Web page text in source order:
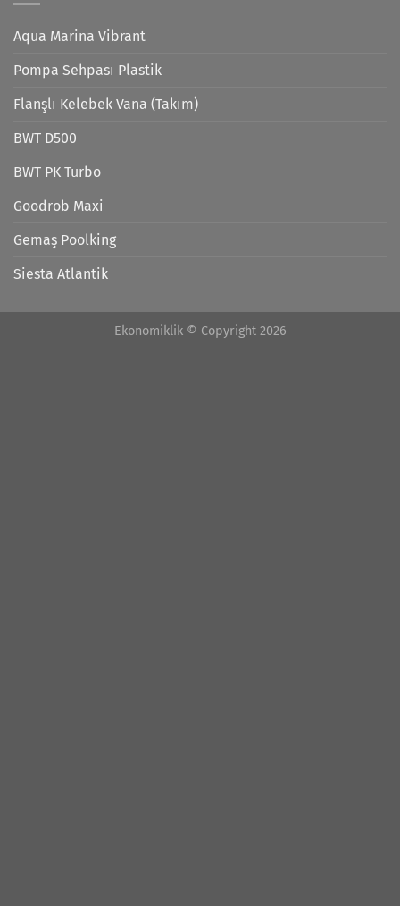
Aqua Marina Vibrant
Pompa Sehpası Plastik
Flanşlı Kelebek Vana (Takım)
BWT D500
BWT PK Turbo
Goodrob Maxi
Gemaş Poolking
Siesta Atlantik
Ekonomiklik © Copyright 2026